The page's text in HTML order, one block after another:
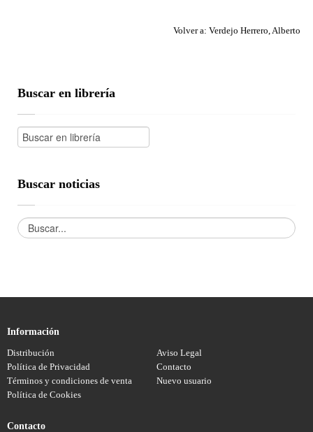
Volver a: Verdejo Herrero, Alberto
Buscar en librería
Buscar noticias
Información
Distribución
Aviso Legal
Política de Privacidad
Contacto
Términos y condiciones de venta
Nuevo usuario
Política de Cookies
Contacto